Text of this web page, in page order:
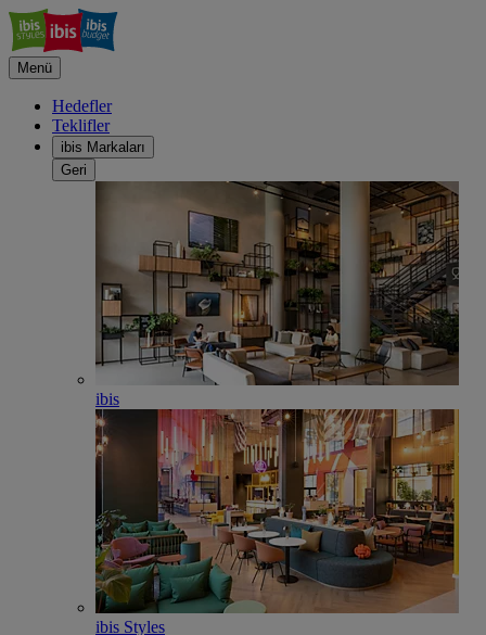
Menü
Hedefler
Teklifler
ibis Markaları
Geri
ibis
ibis Styles